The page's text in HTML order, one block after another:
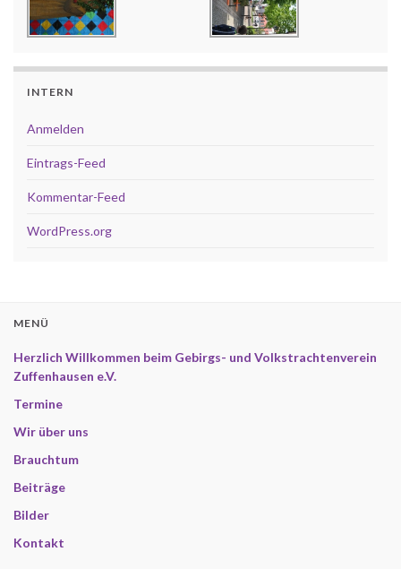
INTERN
Anmelden
Eintrags-Feed
Kommentar-Feed
WordPress.org
MENÜ
Herzlich Willkommen beim Gebirgs- und Volkstrachtenverein
Zuffenhausen e.V.
Termine
Wir über uns
Brauchtum
Beiträge
Bilder
Kontakt